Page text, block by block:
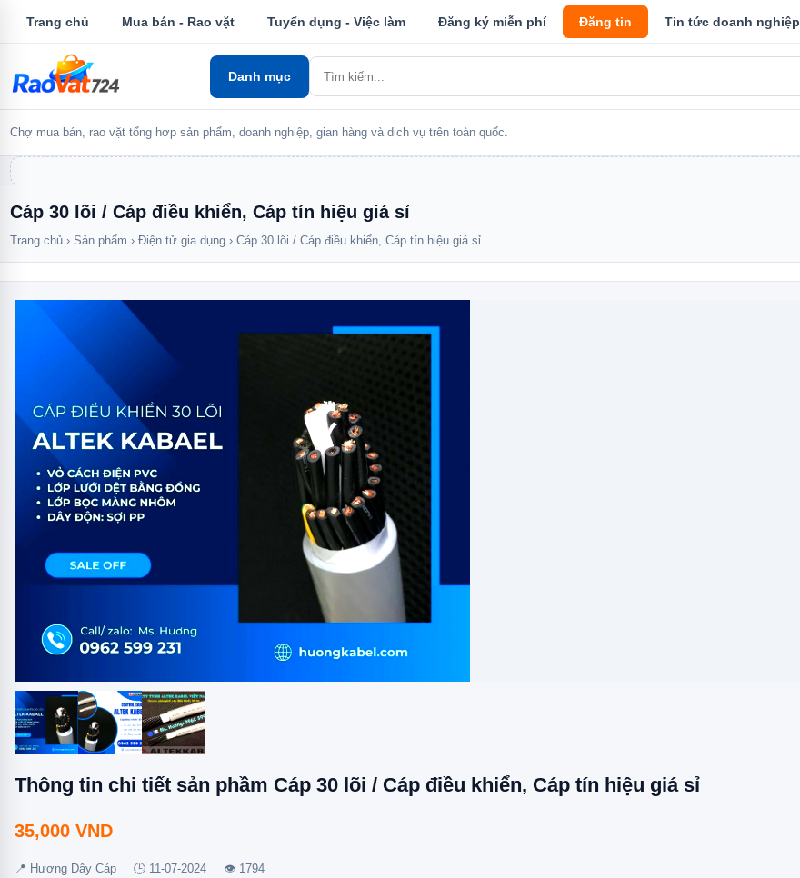
Trang chủ Mua bán - Rao vặt Tuyển dụng - Việc làm Đăng ký miễn phí Đăng tin Tin tức doanh nghiệp
Danh mục
Chợ mua bán, rao vặt tổng hợp sản phẩm, doanh nghiệp, gian hàng và dịch vụ trên toàn quốc.
Cáp 30 lõi / Cáp điều khiển, Cáp tín hiệu giá sỉ
Trang chủ › Sản phẩm › Điện tử gia dụng › Cáp 30 lõi / Cáp điều khiển, Cáp tín hiệu giá sỉ
Thông tin chi tiết sản phầm Cáp 30 lõi / Cáp điều khiển, Cáp tín hiệu giá sỉ
35,000 VND
📍 Hương Dây Cáp 🕒 11-07-2024 👁 1794